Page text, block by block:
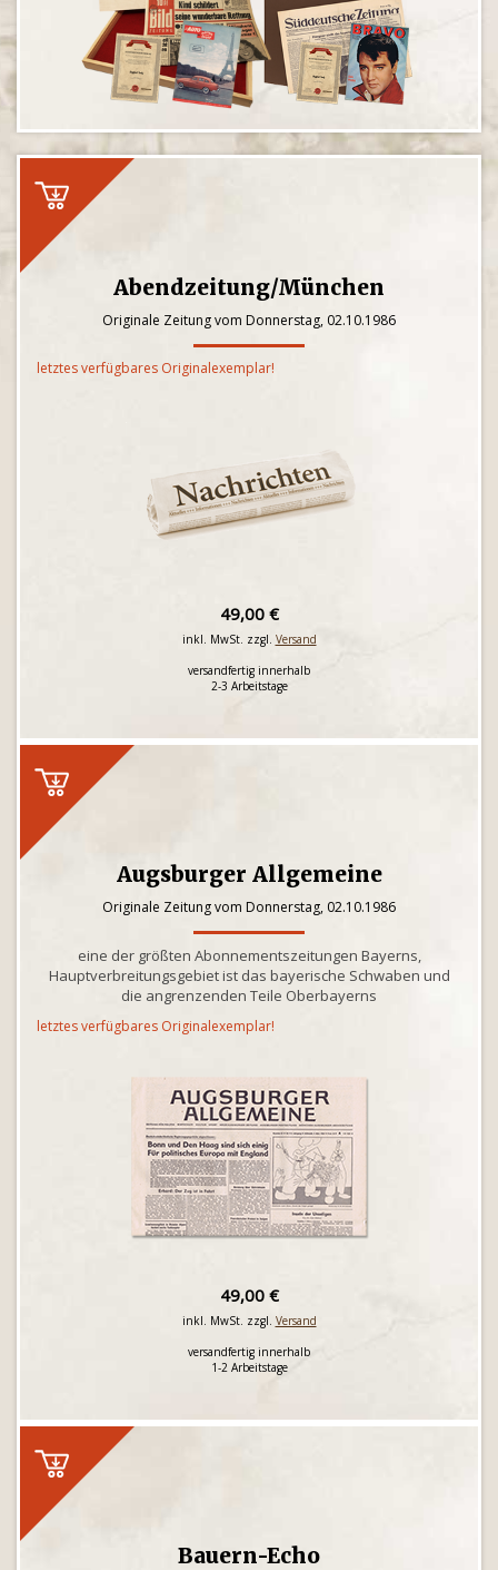
Abendzeitung/München
Originale Zeitung vom Donnerstag, 02.10.1986
letztes verfügbares Originalexemplar!
49,00 €
inkl. MwSt. zzgl. Versand
versandfertig innerhalb
2-3 Arbeitstage
Augsburger Allgemeine
Originale Zeitung vom Donnerstag, 02.10.1986
eine der größten Abonnementszeitungen Bayerns,
Hauptverbreitungsgebiet ist das bayerische Schwaben und
die angrenzenden Teile Oberbayerns
letztes verfügbares Originalexemplar!
49,00 €
inkl. MwSt. zzgl. Versand
versandfertig innerhalb
1-2 Arbeitstage
Bauern-Echo